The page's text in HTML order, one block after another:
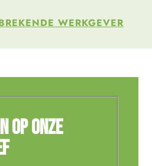
WERKGEVER